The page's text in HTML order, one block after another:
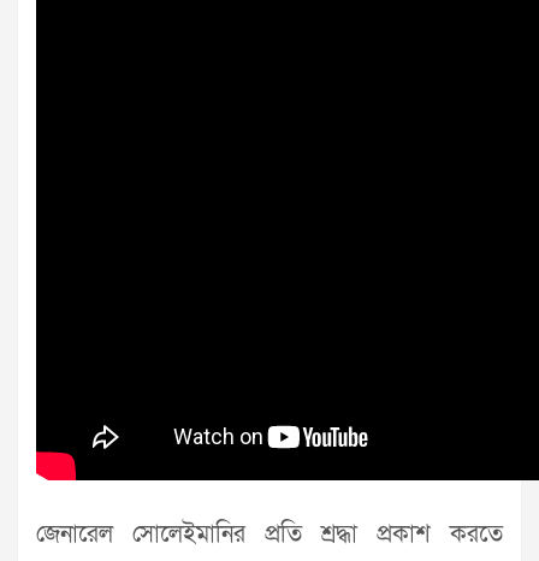
জেনারেল সোলেইমানির প্রতি শ্রদ্ধা প্রকাশ করতে